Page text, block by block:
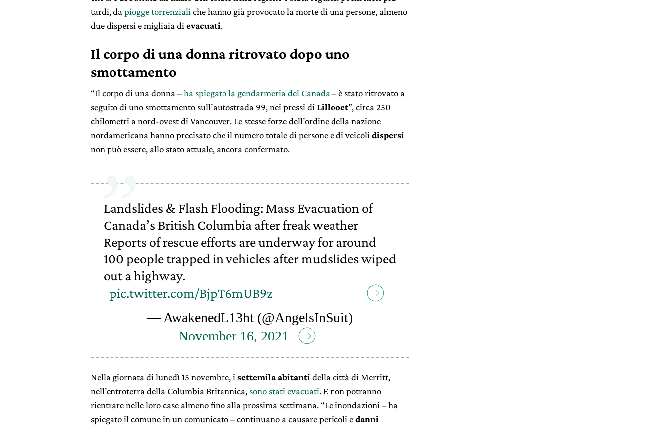
tardi, da piogge torrenziali che hanno già provocato la morte di una persone, almeno
due dispersi e migliaia di evacuati.
Il corpo di una donna ritrovato dopo uno
smottamento
“Il corpo di una donna –ha spiegato la gendarmeria del Canada – è stato ritrovato a
seguito di uno smottamento sull’autostrada 99, nei pressi di Lillooet”, circa 250
chilometri a nord-ovest di Vancouver. Le stesse forze dell’ordine della nazione
nordamericana hanno precisato che il numero totale di persone e di veicoli dispersi
non può essere, allo stato attuale, ancora confermato.
Landslides & Flash Flooding: Mass Evacuation of
Canada’s British Columbia after freak weather
Reports of rescue efforts are underway for around
100 people trapped in vehicles after mudslides wiped
out a highway.
pic.twitter.com/BjpT6mUB9z
— AwakenedL13ht (@AngelsInSuit)
November 16, 2021
Nella giornata di lunedì 15 novembre, i settemila abitanti della città di Merritt,
nell’entroterra della Columbia Britannica, sono stati evacuati. E non potranno
rientrare nelle loro case almeno fino alla prossima settimana. “Le inondazioni – ha
spiegato il comune in un comunicato – continuano a causare pericoli edanni